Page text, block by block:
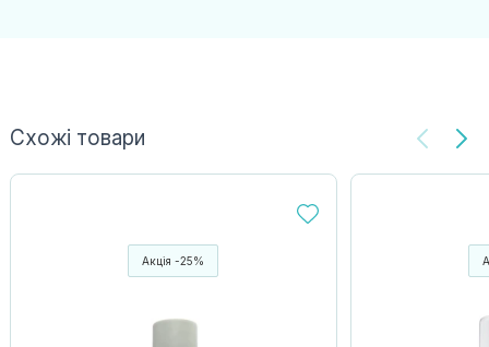
Схожі товари
Акція -25%